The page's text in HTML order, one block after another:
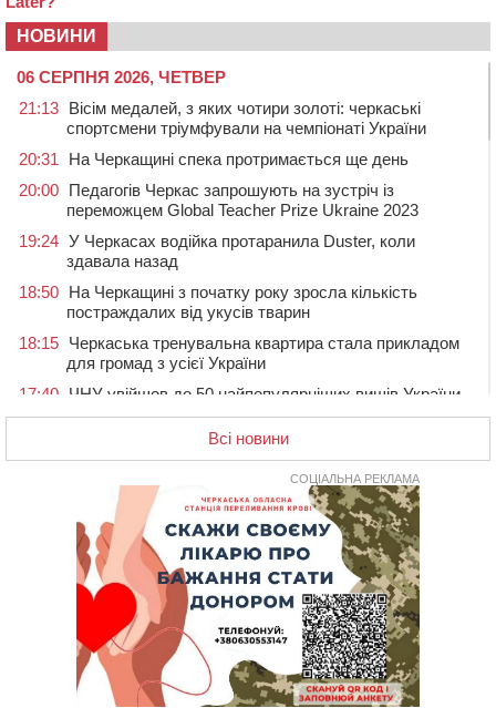
НОВИНИ
06 СЕРПНЯ 2026, ЧЕТВЕР
21:13
Вісім медалей, з яких чотири золоті: черкаські
спортсмени тріумфували на чемпіонаті України
20:31
На Черкащині спека протримається ще день
20:00
Педагогів Черкас запрошують на зустріч із
переможцем Global Teacher Prize Ukraine 2023
19:24 У Черкасах водійка протаранила Duster, коли
здавала назад
18:50
На Черкащині з початку року зросла кількість
постраждалих від укусів тварин
18:15 Черкаська тренувальна квартира стала прикладом
для громад з усієї України
17:40 ЧНУ увійшов до 50 найпопулярніших вишів України
серед вступників
На Хімселищі у Черкасах облаштували новий
контейнерний майданчик
Без розтину грудної клітки: у Черкасах 75-річній
пацієнтці замінили аортальний клапан
У Черкаському онкоцентрі встановили сонячну
електростанцію за понад пів мільйона гривень
У Київській області прощаються з полеглим на
фронті жителем Монастирищини
У Черкасах містяни через нову скляну зупинку і
вирізані дерева потерпають від спеки: Бондаренко
обіцяє масштабне озеленення
Всі новини
СОЦІАЛЬНА РЕКЛАМА